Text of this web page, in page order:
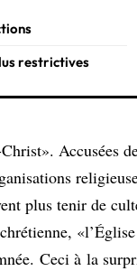
restrictives
Accusées
plus tenir de
Ceci à la